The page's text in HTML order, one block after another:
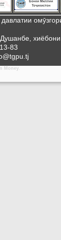
хиёбони
83
Money